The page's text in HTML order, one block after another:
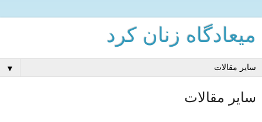
میعادگاه زنان كرد
▼
سایر مقالات